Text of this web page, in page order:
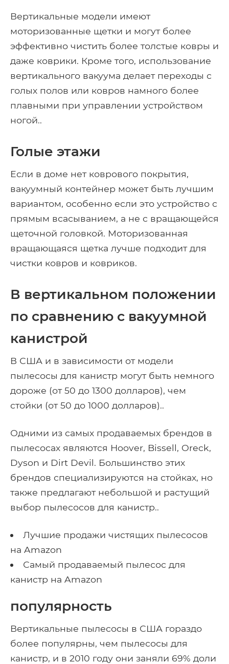
Вертикальные модели имеют
моторизованные щетки и могут более
эффективно чистить более толстые ковры и
даже коврики. Кроме того, использование
вертикального вакуума делает переходы с
голых полов или ковров намного более
плавными при управлении устройством
ногой..
Голые этажи
Если в доме нет коврового покрытия,
вакуумный контейнер может быть лучшим
вариантом, особенно если это устройство с
прямым всасыванием, а не с вращающейся
щеточной головкой. Моторизованная
вращающаяся щетка лучше подходит для
чистки ковров и ковриков.
В вертикальном положении
по сравнению с вакуумной
канистрой
В США и в зависимости от модели
пылесосы для канистр могут быть немного
дороже (от 50 до 1300 долларов), чем
стойки (от 50 до 1000 долларов)..
Одними из самых продаваемых брендов в
пылесосах являются Hoover, Bissell, Oreck,
Dyson и Dirt Devil. Большинство этих
брендов специализируются на стойках, но
также предлагают небольшой и растущий
выбор пылесосов для канистр..
Лучшие продажи чистящих пылесосов
на Amazon
Самый продаваемый пылесос для
канистр на Amazon
популярность
Вертикальные пылесосы в США гораздо
более популярны, чем пылесосы для
канистр, и в 2010 году они заняли 69% доли